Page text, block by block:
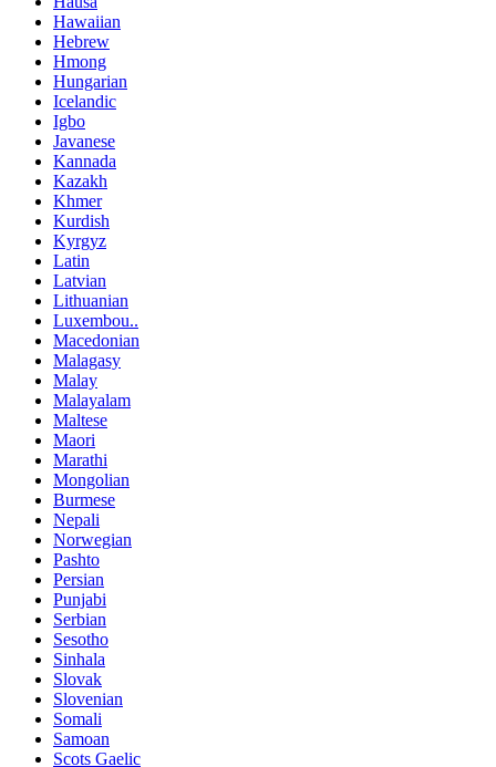
Hawaiian
Hebrew
Hmong
Hungarian
Icelandic
Igbo
Javanese
Kannada
Kazakh
Khmer
Kurdish
Kyrgyz
Latin
Latvian
Lithuanian
Luxembou..
Macedonian
Malagasy
Malay
Malayalam
Maltese
Maori
Marathi
Mongolian
Burmese
Nepali
Norwegian
Pashto
Persian
Punjabi
Serbian
Sesotho
Sinhala
Slovak
Slovenian
Somali
Samoan
Scots Gaelic